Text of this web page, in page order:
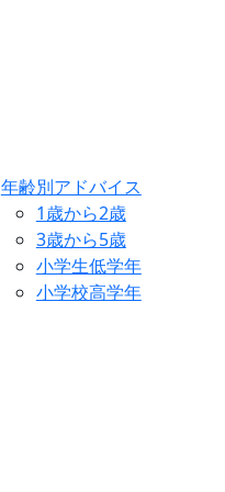
年齢別アドバイス
1歳から2歳
3歳から5歳
小学生低学年
小学校高学年